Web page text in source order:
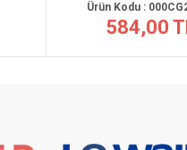
Ürün Kodu : 000CG20643
584,00 TL